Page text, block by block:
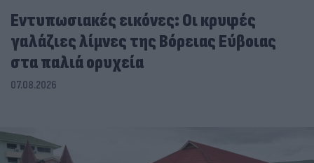
Εντυπωσιακές εικόνες: Οι κρυφές
γαλάζιες λίμνες της Βόρειας Εύβοιας
στα παλιά ορυχεία
07.08.2026